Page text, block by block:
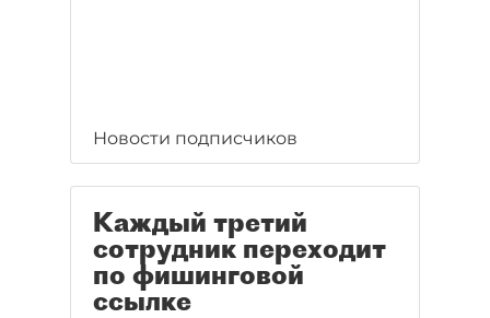
Новости подписчиков
Каждый третий
сотрудник переходит
по фишинговой
ссылке